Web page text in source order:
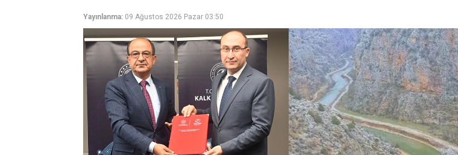
Yayınlanma: 09 Ağustos 2026 Pazar 03:50